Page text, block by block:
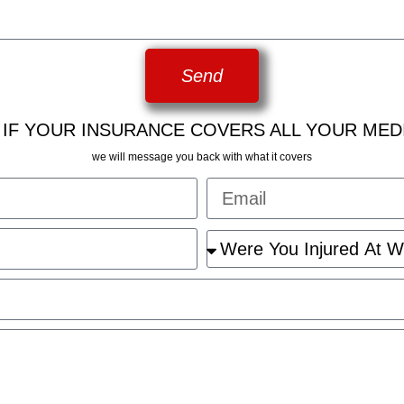
Send
YOUR INSURANCE COVERS ALL YOUR
we will message you back with what it covers